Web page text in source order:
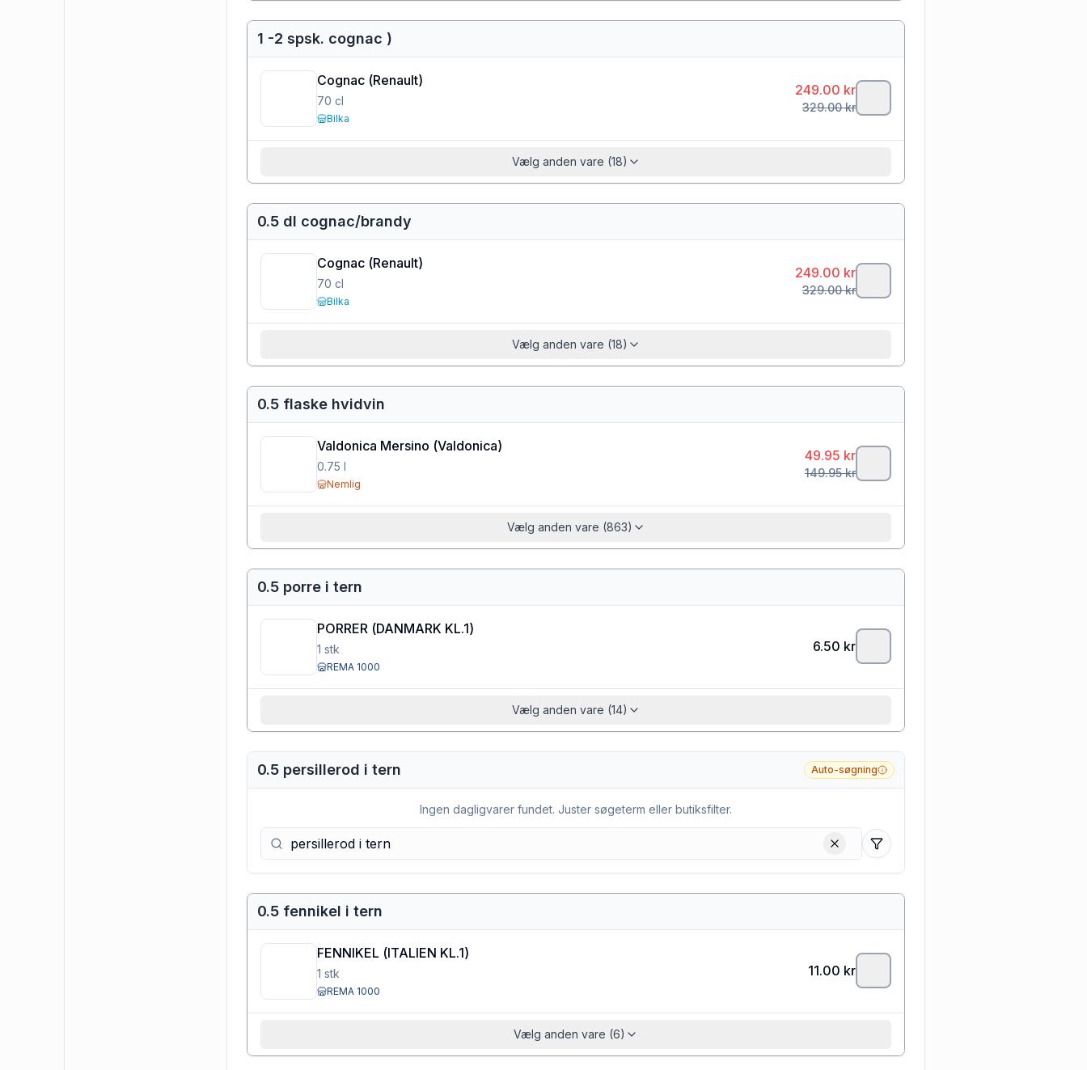
1 -2 spsk. cognac )
Cognac (Renault)
70 cl
Bilka
249.00 kr
329.00kr
Vælg anden vare (18)
0.5 dl cognac/brandy
Cognac (Renault)
70 cl
Bilka
249.00 kr
329.00kr
Vælg anden vare (18)
0.5 flaske hvidvin
Valdonica Mersino (Valdonica)
0.75 l
Nemlig
49.95 kr
149.95kr
Vælg anden vare (863)
0.5 porre i tern
PORRER (DANMARK KL.1)
1 stk
REMA 1000
6.50 kr
Vælg anden vare (14)
0.5 persillerod i tern Auto-søgning
Ingen dagligvarer fundet. Juster søgeterm eller butiksfilter.
Filtre
0.5 fennikel i tern
FENNIKEL (ITALIEN KL.1)
1 stk
REMA 1000
11.00 kr
Vælg anden vare (6)